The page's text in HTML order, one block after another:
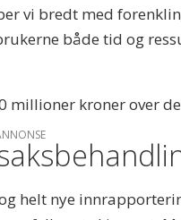
vi bredt med
både tid og
millioner kroner over
helt nye